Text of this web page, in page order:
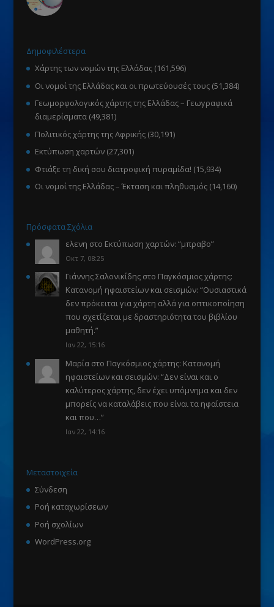
Δημοφιλέστερα
Χάρτης των νομών της Ελλάδας (161,596)
Οι νομοί της Ελλάδας και οι πρωτεύουσές τους (51,384)
Γεωμορφολογικός χάρτης της Ελλάδας – Γεωγραφικά
διαμερίσματα (49,381)
Πολιτικός χάρτης της Αφρικής (30,191)
Εκτύπωση χαρτών (27,301)
Φτιάξε τη δική σου διατροφική πυραμίδα! (15,934)
Οι νομοί της Ελλάδας – Έκταση και πληθυσμός (14,160)
Πρόσφατα Σχόλια
ελενη στο Εκτύπωση χαρτών: “μπραβο”
Οκτ 7, 08:25
Γιάννης Σαλονικίδηςστο Παγκόσμιος χάρτης:
Κατανομή ηφαιστείων και σεισμών: “Ουσιαστικά
δεν πρόκειται για χάρτη αλλά για οπτικοποίηση
που σχετίζεται με δραστηριότητα του βιβλίου
μαθητή.”
Ιαν 22, 15:16
Μαρίαστο Παγκόσμιος χάρτης: Κατανομή
ηφαιστείων και σεισμών: “Δεν είναι και ο
καλύτερος χάρτης, δεν έχει υπόμνημα και δεν
μπορείς να καταλάβεις που είναι τα ηφαίστεια
και που…”
Ιαν 22, 14:16
Μεταστοιχεία
Σύνδεση
Ροή καταχωρίσεων
Ροή σχολίων
WordPress.org